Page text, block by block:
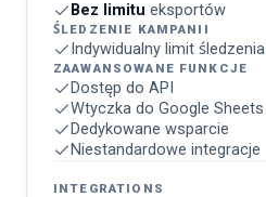
Bez limitu eksportów
ŚLEDZENIE KAMPANII
Indywidualny limit śledzenia
ZAAWANSOWANE FUNKCJE
Dostęp do API
Wtyczka do Google Sheets
Dedykowane wsparcie
Niestandardowe integracje
INTEGRATIONS